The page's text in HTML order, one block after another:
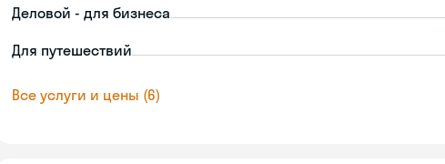
Деловой - для бизнеса
Для путешествий
Все услуги и цены (6)